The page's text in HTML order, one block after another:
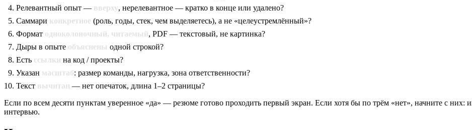
Релевантный опыт — вверху, нерелевантное — кратко в конце или удалено?
Саммари конкретное (роль, годы, стек, чем выделяетесь), а не «целеустремлённый»?
Формат одноколоночный, читаемый, PDF — текстовый, не картинка?
Дыры в опыте объяснены одной строкой?
Есть ссылки на код / проекты?
Указан масштаб: размер команды, нагрузка, зона ответственности?
Текст вычитан — нет опечаток, длина 1–2 страницы?
Если по всем десяти пунктам уверенное «да» — резюме готово проходить первый экран. Если хотя бы по трём «нет», начните с них:
интервью.